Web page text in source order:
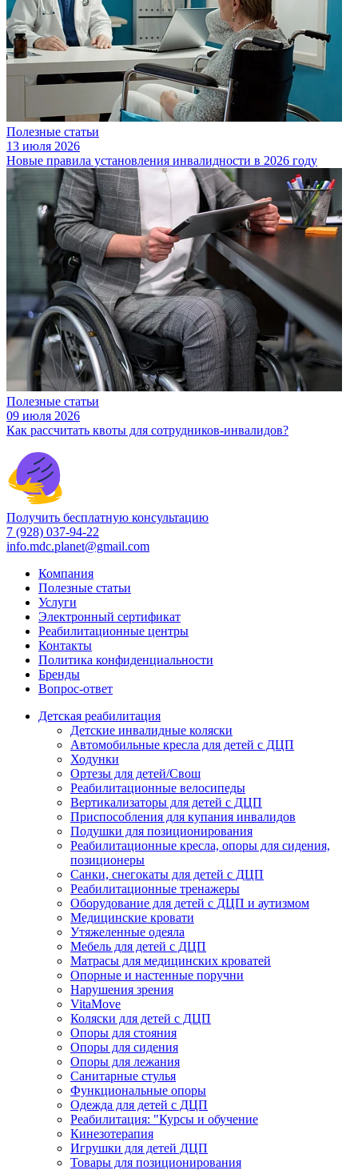
Полезные статьи
13 июля 2026
Новые правила установления инвалидности в 2026 году
Полезные статьи
09 июля 2026
Как рассчитать квоты для сотрудников-инвалидов?
Получить бесплатную консультацию
7 (928) 037-94-22
info.mdc.planet@gmail.com
Компания
Полезные статьи
Услуги
Электронный сертификат
Реабилитационные центры
Контакты
Политика конфиденциальности
Бренды
Вопрос-ответ
Детская реабилитация
Детские инвалидные коляски
Автомобильные кресла для детей с ДЦП
Ходунки
Ортезы для детей/Свош
Реабилитационные велосипеды
Вертикализаторы для детей с ДЦП
Приспособления для купания инвалидов
Подушки для позиционирования
Реабилитационные кресла, опоры для сидения,
позиционеры
Санки, снегокаты для детей с ДЦП
Реабилитационные тренажеры
Оборудование для детей с ДЦП и аутизмом
Медицинские кровати
Утяжеленные одеяла
Мебель для детей с ДЦП
Матрасы для медицинских кроватей
Опорные и настенные поручни
Нарушения зрения
VitaMove
Коляски для детей с ДЦП
Опоры для стояния
Опоры для сидения
Опоры для лежания
Санитарные стулья
Функциональные опоры
Одежда для детей с ДЦП
Реабилитация: "Курсы и обучение
Кинезотерапия
Игрушки для детей ДЦП
Товары для позиционирования